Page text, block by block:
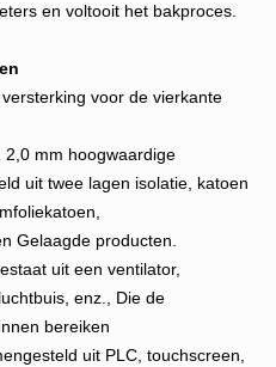
en voltooit het bakproces.
voor de vierkante
mm hoogwaardige
uit twee lagen isolatie, katoen
Gelaagde producten.
uit een ventilator,
enz., Die de
bereiken
uit PLC, touchscreen,